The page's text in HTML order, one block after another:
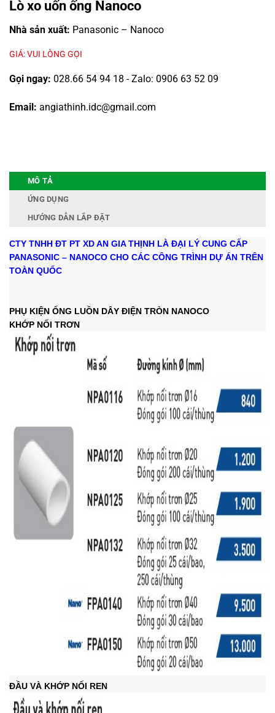
Lò xo uốn ống Nanoco
Nhà sản xuất: Panasonic – Nanoco
GIÁ: VUI LÒNG GỌI
Gọi ngay: 028.66 54 94 18 - Zalo: 0906 63 52 09
Email: angiathinh.idc@gmail.com
MÔ TẢ
ỨNG DỤNG
HƯỚNG DẪN LẮP ĐẶT
CTY TNHH ĐT PT XD AN GIA THỊNH LÀ ĐẠI LÝ CUNG CẤP
PANASONIC – NANOCO CHO CÁC CÔNG TRÌNH DỰ ÁN TRÊN
TOÀN QUỐC
PHỤ KIỆN ỐNG LUỒN DÂY ĐIỆN TRÒN NANOCO
KHỚP NỐI TRƠN
ĐẦU VÀ KHỚP NỐI REN